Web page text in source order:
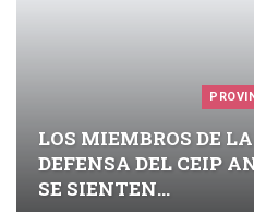
LOS MIEMBROS DE
DEFENSA DEL CEIP
SE SIENTEN…